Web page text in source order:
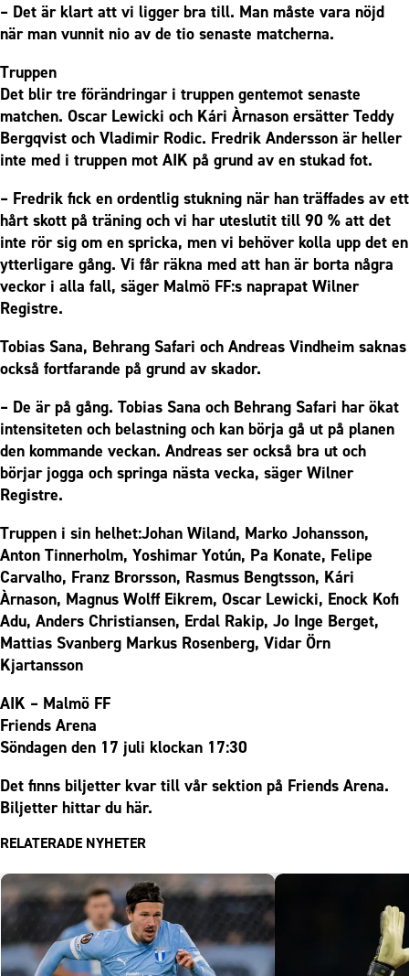
– Det är klart att vi ligger bra till. Man måste vara nöjd
när man vunnit nio av de tio senaste matcherna.
Truppen
Det blir tre förändringar i truppen gentemot senaste
matchen. Oscar Lewicki och Kári Àrnason ersätter Teddy
Bergqvist och Vladimir Rodic. Fredrik Andersson är heller
inte med i truppen mot AIK på grund av en stukad fot.
– Fredrik fick en ordentlig stukning när han träffades av ett
hårt skott på träning och vi har uteslutit till 90 % att det
inte rör sig om en spricka, men vi behöver kolla upp det en
ytterligare gång. Vi får räkna med att han är borta några
veckor i alla fall, säger Malmö FF:s naprapat Wilner
Registre.
Tobias Sana, Behrang Safari och Andreas Vindheim saknas
också fortfarande på grund av skador.
– De är på gång. Tobias Sana och Behrang Safari har ökat
intensiteten och belastning och kan börja gå ut på planen
den kommande veckan. Andreas ser också bra ut och
börjar jogga och springa nästa vecka, säger Wilner
Registre.
Truppen i sin helhet:Johan Wiland, Marko Johansson,
Anton Tinnerholm, Yoshimar Yotún, Pa Konate, Felipe
Carvalho, Franz Brorsson, Rasmus Bengtsson, Kári
Àrnason, Magnus Wolff Eikrem, Oscar Lewicki, Enock Kofi
Adu, Anders Christiansen, Erdal Rakip, Jo Inge Berget,
Mattias Svanberg Markus Rosenberg, Vidar Örn
Kjartansson
AIK – Malmö FF
Friends Arena
Söndagen den 17 juli klockan 17:30
Det finns biljetter kvar till vår sektion på Friends Arena.
Biljetter hittar du här.
RELATERADE NYHETER